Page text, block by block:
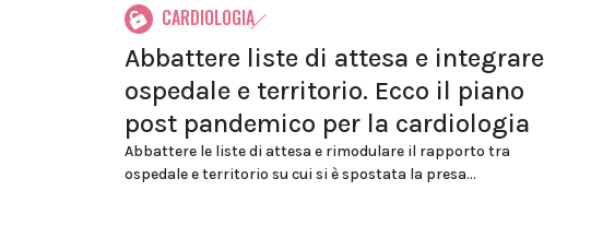
CARDIOLOGIA
Abbattere liste di attesa e integrare
ospedale e territorio. Ecco il piano
post pandemico per la cardiologia
Abbattere le liste di attesa e rimodulare il rapporto tra
ospedale e territorio su cui si è spostata la presa...